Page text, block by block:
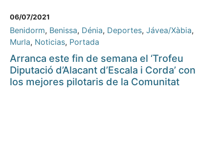
06/07/2021
Benidorm, Benissa, Dénia, Deportes, Jávea/Xàbia,
Murla, Noticias, Portada
Arranca este fin de semana el ‘Trofeu
Diputació d’Alacant d’Escala i Corda’ con
los mejores pilotaris de la Comunitat